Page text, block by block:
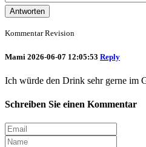
Antworten
Kommentar Revision
Mami 2026-06-07 12:05:53 Reply
Ich würde den Drink sehr gerne im
Schreiben Sie einen Kommentar